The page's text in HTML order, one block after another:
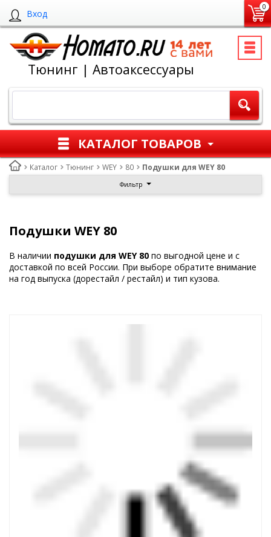
Вход
0
Тюнинг | Автоаксессуары
КАТАЛОГ ТОВАРОВ
Каталог Тюнинг WEY 80 Подушки для WEY 80
Фильтр
Подушки WEY 80
В наличии подушки для WEY 80 по выгодной цене и с
доставкой по всей России. При выборе обратите внимание
на год выпуска (дорестайл / рестайл) и тип кузова.